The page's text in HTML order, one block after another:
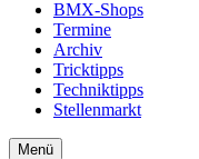
BMX-Shops
Termine
Archiv
Tricktipps
Techniktipps
Stellenmarkt
Menü